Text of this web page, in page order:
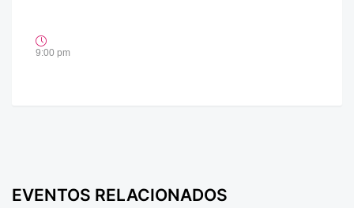
9:00 pm
EVENTOS RELACIONADOS